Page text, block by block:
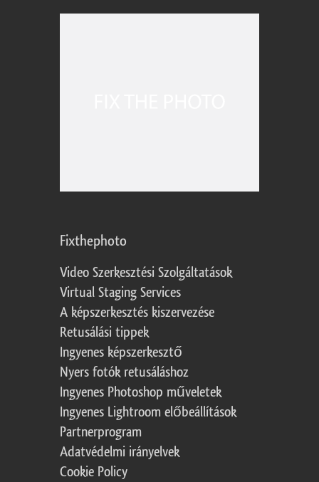
Fixthephoto
Video Szerkesztési Szolgáltatások
Virtual Staging Services
A képszerkesztés kiszervezése
Retusálási tippek
Ingyenes képszerkesztő
Nyers fotók retusáláshoz
Ingyenes Photoshop műveletek
Ingyenes Lightroom előbeállítások
Partnerprogram
Adatvédelmi irányelvek
Cookie Policy